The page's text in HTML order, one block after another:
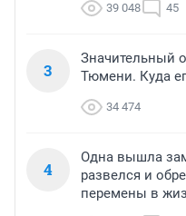
39 048 45
3
Значительный
Тюмени. Куда
34 474
4
Одна вышла
развелся и
перемены в